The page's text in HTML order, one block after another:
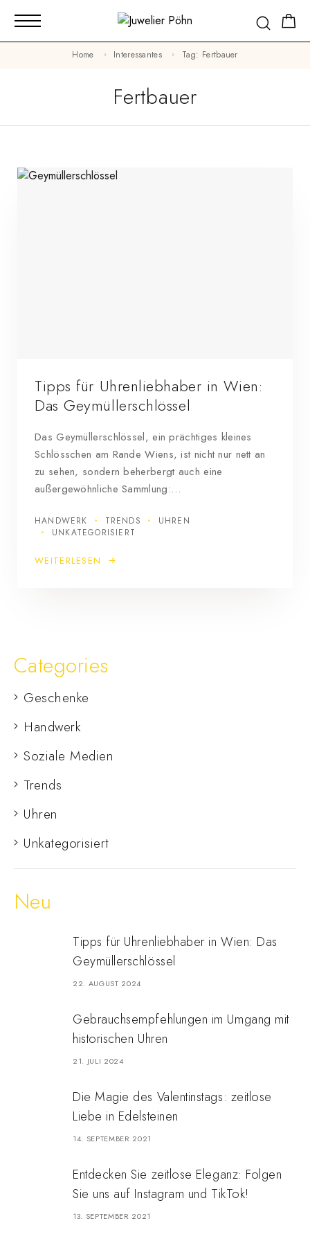
Home Interessantes Tag: Fertbauer
Fertbauer
Tipps für Uhrenliebhaber in Wien:
Das Geymüllerschlössel
Das Geymüllerschlössel, ein prächtiges kleines
Schlösschen am Rande Wiens, ist nicht nur nett an
zu sehen, sondern beherbergt auch eine
außergewöhnliche Sammlung:…
HANDWERK TRENDS
UHREN
UNKATEGORISIERT
WEITERLESEN
Categories
Geschenke
Handwerk
Soziale Medien
Trends
Uhren
Unkategorisiert
Neu
Tipps für Uhrenliebhaber in Wien: Das
Geymüllerschlössel
22. AUGUST 2024
Gebrauchsempfehlungen im Umgang mit
historischen Uhren
21. JULI 2024
Die Magie des Valentinstags: zeitlose
Liebe in Edelsteinen
14. SEPTEMBER 2021
Entdecken Sie zeitlose Eleganz: Folgen
Sie uns auf Instagram und TikTok!
13. SEPTEMBER 2021